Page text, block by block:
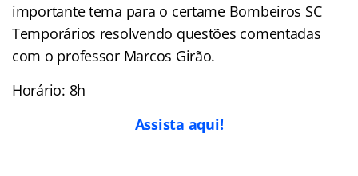
importante tema para o certame Bombeiros SC
Temporários resolvendo questões comentadas
com o professor Marcos Girão.
Horário: 8h
Assista aqui!